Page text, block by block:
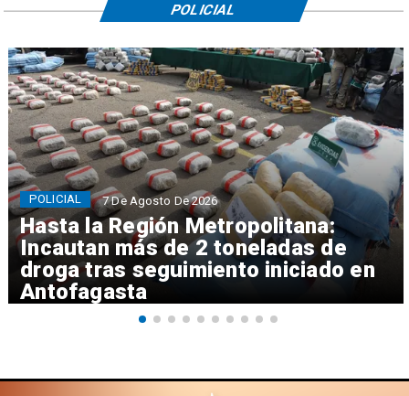
Hasta la Región Metropolitana:
Incautan más de 2 toneladas de
droga tras seguimiento iniciado en
Antofagasta
POLICIAL 7 De Agosto De 2026
POLICIAL